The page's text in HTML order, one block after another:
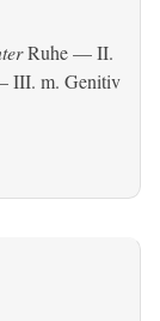
Ruhe — II.
III. m. Genitiv